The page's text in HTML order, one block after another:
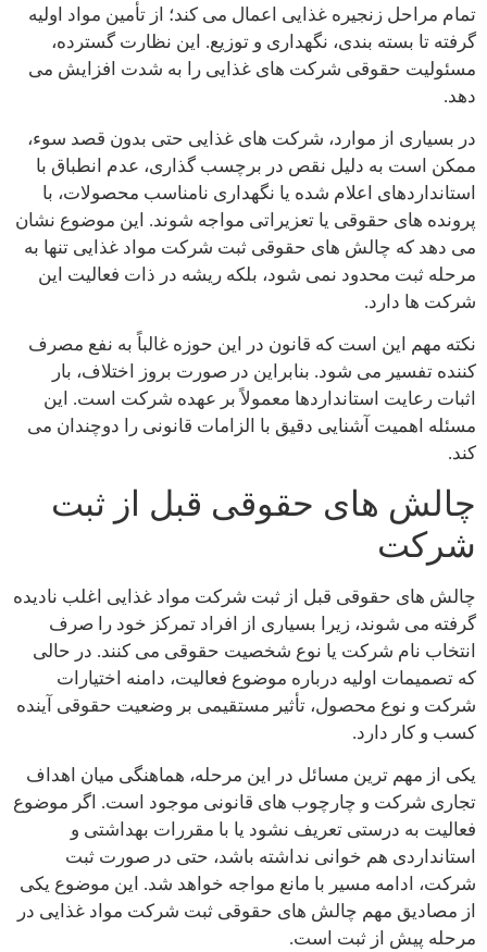
تمام مراحل زنجیره غذایی اعمال می کند؛ از تأمین مواد اولیه
گرفته تا بسته بندی، نگهداری و توزیع. این نظارت گسترده،
مسئولیت حقوقی شرکت های غذایی را به شدت افزایش می
دهد.
در بسیاری از موارد، شرکت های غذایی حتی بدون قصد سوء،
ممکن است به دلیل نقص در برچسب گذاری، عدم انطباق با
استانداردهای اعلام شده یا نگهداری نامناسب محصولات، با
پرونده های حقوقی یا تعزیراتی مواجه شوند. این موضوع نشان
می دهد که چالش های حقوقی ثبت شرکت مواد غذایی تنها به
مرحله ثبت محدود نمی شود، بلکه ریشه در ذات فعالیت این
شرکت ها دارد.
نکته مهم این است که قانون در این حوزه غالباً به نفع مصرف
کننده تفسیر می شود. بنابراین در صورت بروز اختلاف، بار
اثبات رعایت استانداردها معمولاً بر عهده شرکت است. این
مسئله اهمیت آشنایی دقیق با الزامات قانونی را دوچندان می
کند.
چالش های حقوقی قبل از ثبت
شرکت
چالش‌ های حقوقی قبل از ثبت شرکت مواد غذایی اغلب نادیده
گرفته می‌ شوند، زیرا بسیاری از افراد تمرکز خود را صرف
انتخاب نام شرکت یا نوع شخصیت حقوقی می‌ کنند. در حالی
که تصمیمات اولیه درباره موضوع فعالیت، دامنه اختیارات
شرکت و نوع محصول، تأثیر مستقیمی بر وضعیت حقوقی آینده
کسب‌ و کار دارد.
یکی از مهم‌ ترین مسائل در این مرحله، هماهنگی میان اهداف
تجاری شرکت و چارچوب‌ های قانونی موجود است. اگر موضوع
فعالیت به درستی تعریف نشود یا با مقررات بهداشتی و
استانداردی هم‌ خوانی نداشته باشد، حتی در صورت ثبت
شرکت، ادامه مسیر با مانع مواجه خواهد شد. این موضوع یکی
از مصادیق مهم چالش‌ های حقوقی ثبت شرکت مواد غذایی در
مرحله پیش از ثبت است.